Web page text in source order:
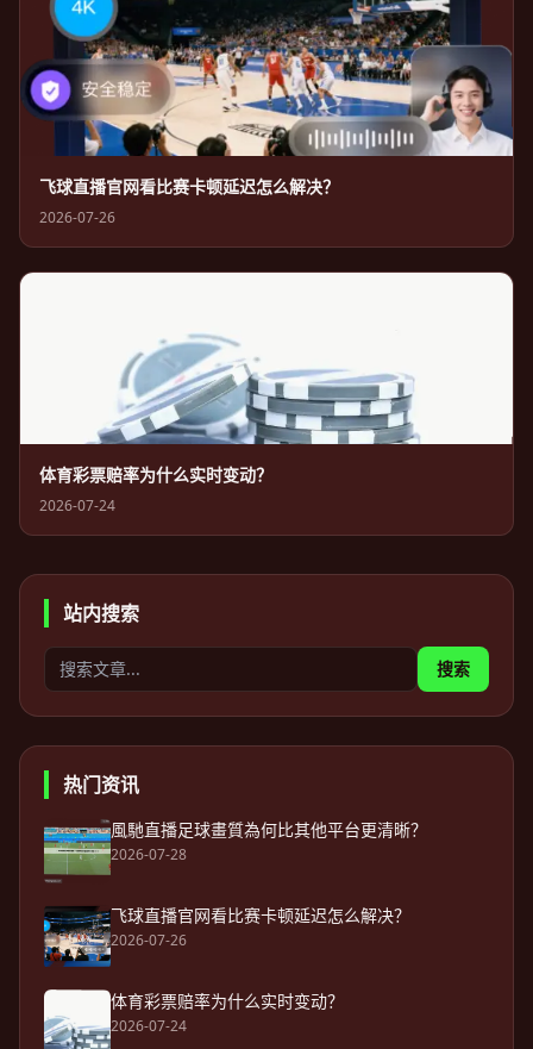
飞球直播官网看比赛卡顿延迟怎么解决？
2026-07-26
体育彩票赔率为什么实时变动？
2026-07-24
站内搜索
搜索
热门资讯
風馳直播足球畫質為何比其他平台更清晰？
2026-07-28
飞球直播官网看比赛卡顿延迟怎么解决？
2026-07-26
体育彩票赔率为什么实时变动？
2026-07-24